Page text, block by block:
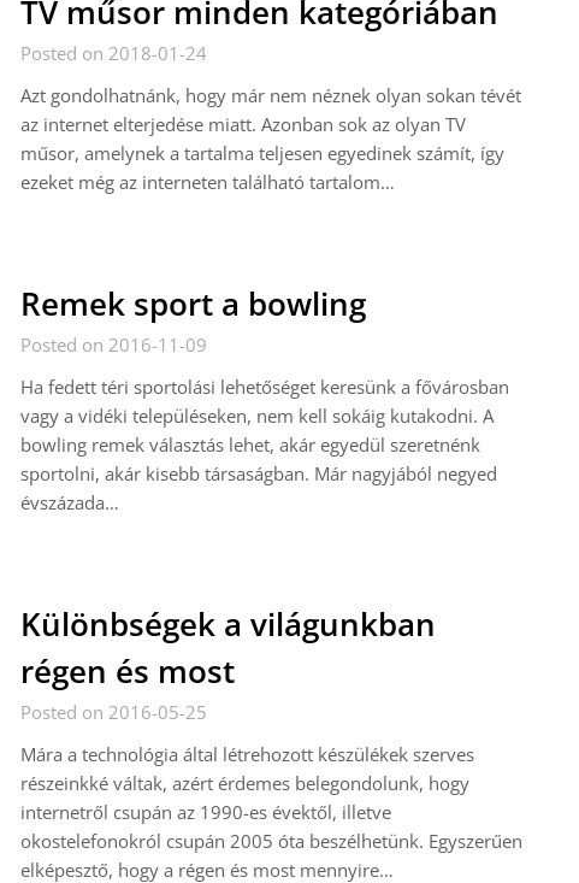
TV műsor minden kategóriában
Posted on 2018-01-24
Azt gondolhatnánk, hogy már nem néznek olyan sokan tévét
az internet elterjedése miatt. Azonban sok az olyan TV
műsor, amelynek a tartalma teljesen egyedinek számít, így
ezeket még az interneten található tartalom…
Remek sport a bowling
Posted on 2016-11-09
Ha fedett téri sportolási lehetőséget keresünk a fővárosban
vagy a vidéki településeken, nem kell sokáig kutakodni. A
bowling remek választás lehet, akár egyedül szeretnénk
sportolni, akár kisebb társaságban. Már nagyjából negyed
évszázada…
Különbségek a világunkban
régen és most
Posted on 2016-05-25
Mára a technológia által létrehozott készülékek szerves
részeinkké váltak, azért érdemes belegondolunk, hogy
internetről csupán az 1990-es évektől, illetve
okostelefonokról csupán 2005 óta beszélhetünk. Egyszerűen
elképesztő, hogy a régen és most mennyire…